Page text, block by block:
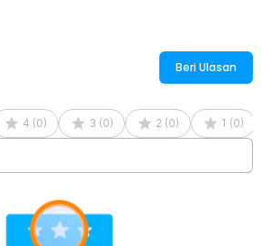
Beri Ulasan
4 (0) 3 (0) 2 (0) 1 (0)